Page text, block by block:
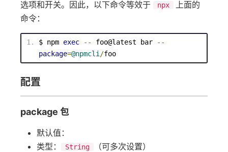
选项和开关。因此，以下命令等效于
npx
上面的
命令：
$ npm exec -- foo@latest bar
--
package=@npmcli /foo
配置
package 包
默认值：
类型：
String （可多次设置）